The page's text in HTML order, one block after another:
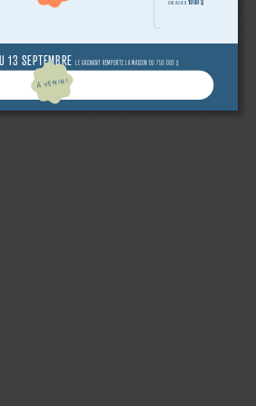
13 SEPTEMBRE LE GAGNANT REMPORTE LA MAISON OU 750 000 $
D’UNE VALEUR DE
À VENIR!